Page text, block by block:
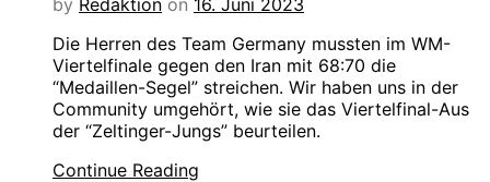
Die Herren des Team Germany mussten im WM-
Viertelfinale gegen den Iran mit 68:70 die
“Medaillen-Segel” streichen. Wir haben uns in der
Community umgehört, wie sie das Viertelfinal-Aus
der “Zeltinger-Jungs” beurteilen.
Continue Reading